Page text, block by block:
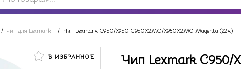
/ чип для Lexmark / Чип Lexmark C950/X950 C950X2MG/X950X2MG Magenta (22k)
В ИЗБРАННОЕ
Чип Lexmark C950/